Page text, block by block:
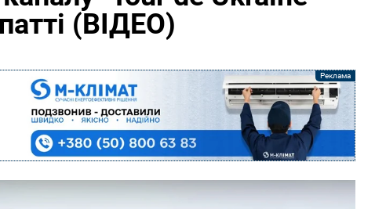
(ВІДЕО)